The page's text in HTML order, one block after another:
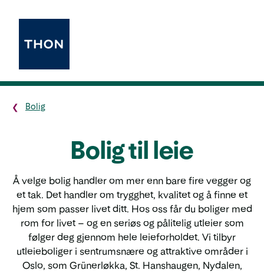
Bolig
Bolig til leie
Å velge bolig handler om mer enn bare fire vegger og
et tak. Det handler om trygghet, kvalitet og å finne et
hjem som passer livet ditt. Hos oss får du boliger med
rom for livet – og en seriøs og pålitelig utleier som
følger deg gjennom hele leieforholdet. Vi tilbyr
utleieboliger i sentrumsnære og attraktive områder i
Oslo, som Grünerløkka, St. Hanshaugen, Nydalen,